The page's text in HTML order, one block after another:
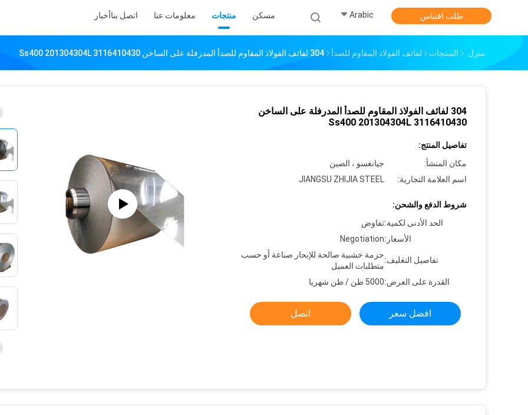
مسكن منتجات معلومات عنا اتصل بناأخبار Arabic طلب اقتباس
منزل المنتجات لفائف الفولاذ المقاوم للصدأ 304 لفائف الفولاذ المقاوم للصدأ المدرفلة على الساخن Ss400 201304304L 3116410430
304 لفائف الفولاذ المقاوم للصدأ المدرفلة على الساخن
Ss400 201304304L 3116410430
تفاصيل المنتج:
مكان المنشأ:
جيانغسو ، الصين
اسم العلامة التجارية:
JIANGSU ZHIJIA STEEL
شروط الدفع والشحن:
الحد الأدنى لكمية:تفاوض
الأسعار:Negotiation
تفاصيل التغليف:
حزمة خشبية صالحة للإبحار صناعة أو حسب
متطلبات العميل
القدرة على العرض:5000 طن / طن شهريا
افضل سعر اتصل